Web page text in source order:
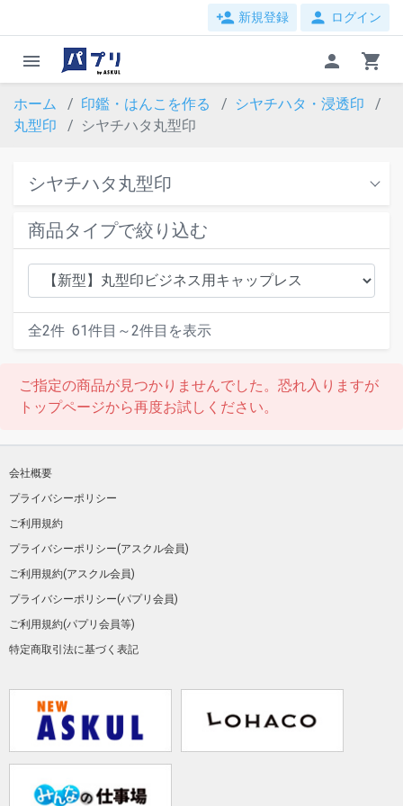
person_add 新規登録 person ログイン
menu person shopping_cart
ホーム 印鑑・はんこを作る
シヤチハタ・浸透印
丸型印
シヤチハタ丸型印
シヤチハタ丸型印
商品タイプで絞り込む
全2件 61件目～2件目を表示
ご指定の商品が見つかりませんでした。恐れ入りますが
トップページから再度お試しください。
会社概要
プライバシーポリシー
ご利用規約
プライバシーポリシー(アスクル会員)
ご利用規約(アスクル会員)
プライバシーポリシー(パプリ会員)
ご利用規約(パプリ会員等)
特定商取引法に基づく表記